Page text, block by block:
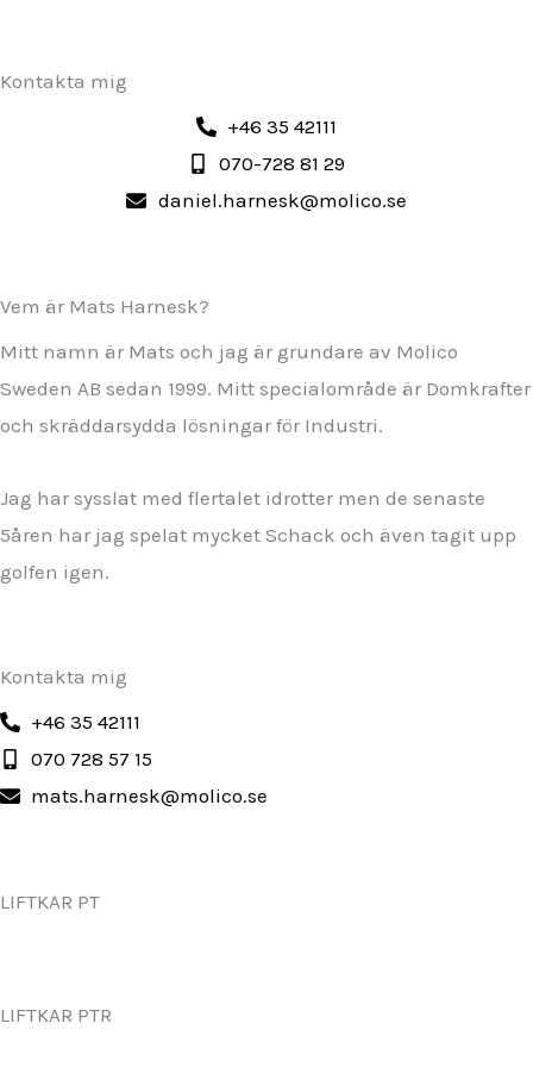
Kontakta mig
+46 35 42111
070-728 81 29
daniel.harnesk@molico.se
Vem är Mats Harnesk?
Mitt namn är Mats och jag är grundare av Molico
Sweden AB sedan 1999. Mitt specialområde är Domkrafter
och skräddarsydda lösningar för Industri.
Jag har sysslat med flertalet idrotter men de senaste
5åren har jag spelat mycket Schack och även tagit upp
golfen igen.
Kontakta mig
+46 35 42111
070 728 57 15
mats.harnesk@molico.se
LIFTKAR PT
LIFTKAR PTR